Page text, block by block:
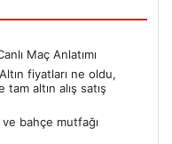
Maç Anlatımı
fiyatları ne oldu,
altın alış satış
ve bahçe mutfağı